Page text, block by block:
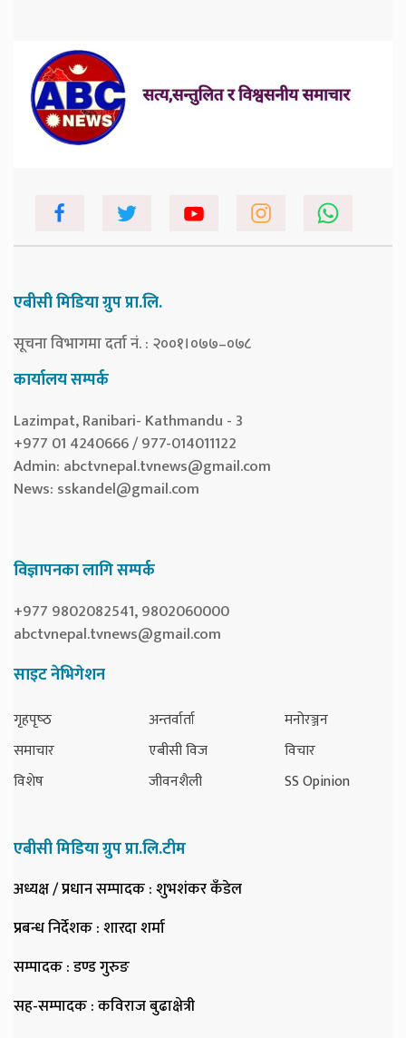
एबीसी मिडिया ग्रुप प्रा.लि.
सूचना विभागमा दर्ता नं. : २००१।०७७–०७८
कार्यालय सम्पर्क
Lazimpat, Ranibari- Kathmandu - 3
+977 01 4240666 / 977-014011122
Admin: abctvnepal.tvnews@gmail.com
News: sskandel@gmail.com
विज्ञापनका लागि सम्पर्क
+977 9802082541, 9802060000
abctvnepal.tvnews@gmail.com
साइट नेभिगेशन
गृहपृष्‍ठ
समाचार
विशेष
अन्तर्वार्ता
एबीसी विज
जीवनशैली
मनोरञ्जन
विचार
SS Opinion
एबीसी मिडिया ग्रुप प्रा.लि.टीम
अध्यक्ष / प्रधान सम्पादक: शुभशंकर कँडेल
प्रबन्ध निर्देशक: शारदा शर्मा
सम्पादक: डण्ड गुरुङ
सह-सम्पादक: कविराज बुढाक्षेत्री